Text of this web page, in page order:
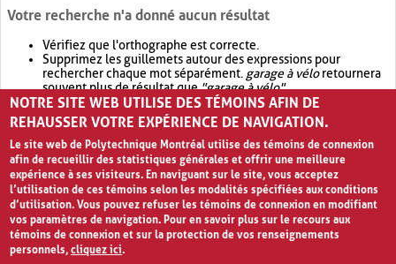
Votre recherche n'a donné aucun résultat
Vérifiez que l'orthographe est correcte.
Supprimez les guillemets autour des expressions pour
rechercher chaque mot séparément. garage à véloretournera
souvent plus de résultat que"garage à vélo".
Envisagez d'élargir votre recherche avec OR.garage OR vélo
retournera souvent plus de résultat quegarage à vélo
NOTRE SITE WEB UTILISE DES TÉMOINS AFIN DE
REHAUSSER VOTRE EXPÉRIENCE DE NAVIGATION.
Le site web de Polytechnique Montréal utilise des témoins de connexion
afin de recueillir des statistiques générales et offrir une meilleure
expérience à ses visiteurs. En naviguant sur le site, vous acceptez
l’utilisation de ces témoins selon les modalités spécifiées aux conditions
d’utilisation. Vous pouvez refuser les témoins de connexion en modifiant
vos paramètres de navigation. Pour en savoir plus sur le recours aux
témoins de connexion et sur la protection de vos renseignements
personnels,cliquez ici.